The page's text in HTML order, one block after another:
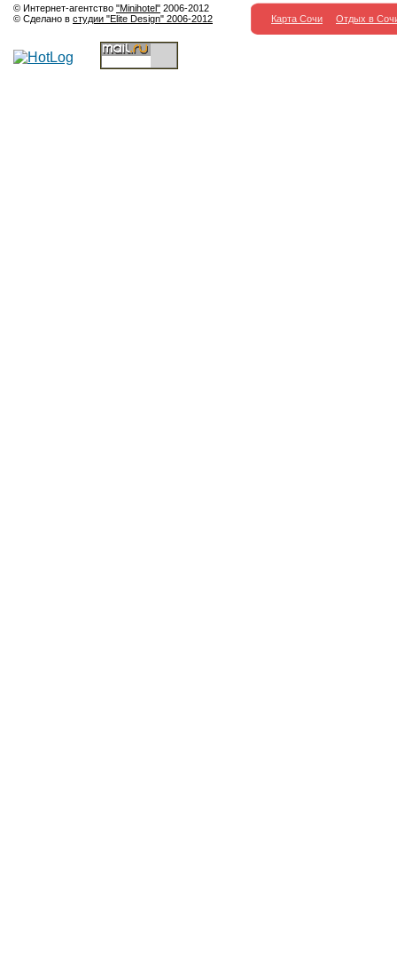
© Интернет-агентство "Minihotel" 2006-2012
© Сделано в студии "Elite Design" 2006-2012 Карта Сочи Отдых в